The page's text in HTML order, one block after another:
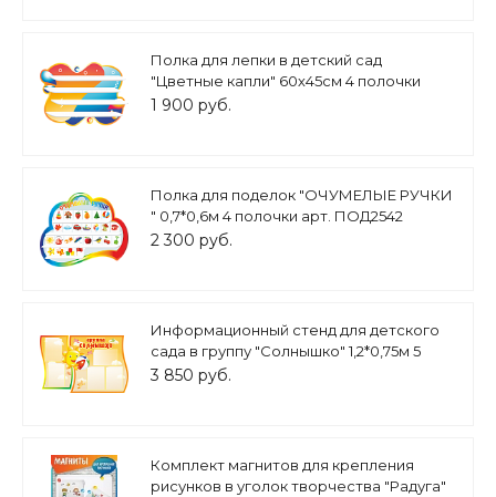
Полка для лепки в детский сад
"Цветные капли" 60х45см 4 полочки
арт.П1315
1 900 руб.
Полка для поделок "ОЧУМЕЛЫЕ РУЧКИ
" 0,7*0,6м 4 полочки арт. ПОД2542
2 300 руб.
Информационный стенд для детского
сада в группу "Солнышко" 1,2*0,75м 5
карманов А4 арт.ДС1039
3 850 руб.
Комплект магнитов для крепления
рисунков в уголок творчества "Радуга"